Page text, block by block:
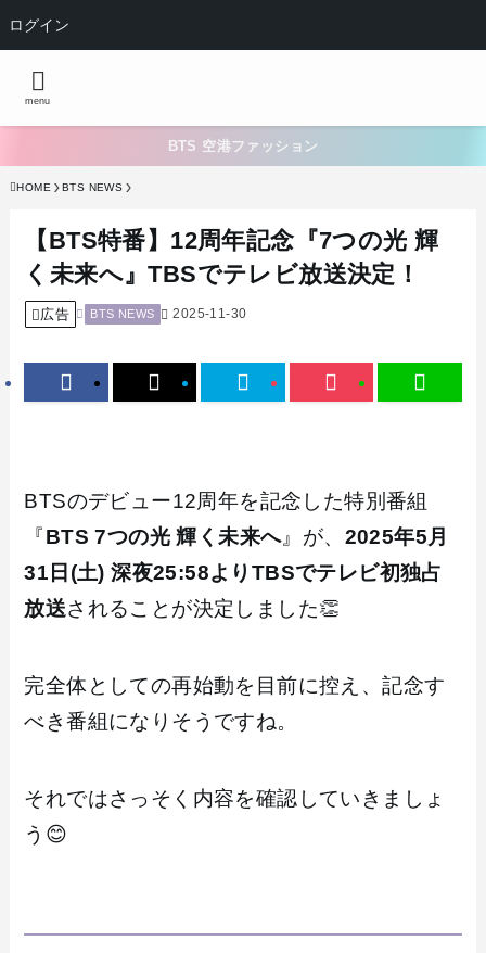
ログイン
menu
BTS 空港ファッション
HOME BTS NEWS
【BTS特番】12周年記念『7つの光 輝
く未来へ』TBSでテレビ放送決定！
広告 BTS NEWS 2025-11-30
BTSのデビュー12周年を記念した特別番組
『BTS 7つの光 輝く未来へ』が、 2025年5月
31日(土) 深夜25:58よりTBSでテレビ初独占
放送されることが決定しました👏
完全体としての再始動を目前に控え、記念す
べき番組になりそうですね。
それではさっそく内容を確認していきましょ
う😊